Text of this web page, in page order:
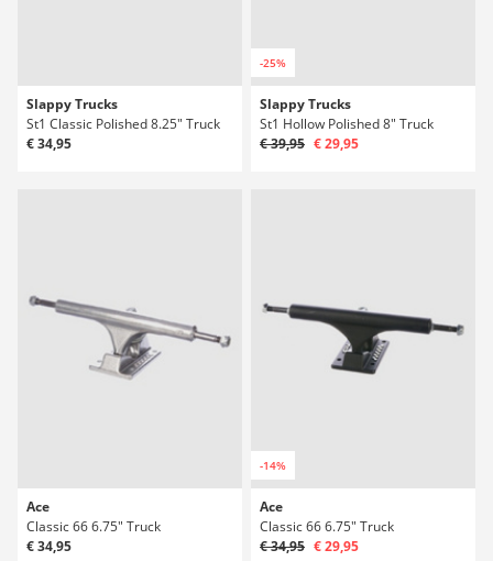
Slappy Trucks
St1 Classic Polished 8.25" Truck
€ 34,95
-25%
Slappy Trucks
St1 Hollow Polished 8" Truck
€ 39,95 € 29,95
Ace
Classic 66 6.75" Truck
€ 34,95
-14%
Ace
Classic 66 6.75" Truck
€ 34,95 € 29,95